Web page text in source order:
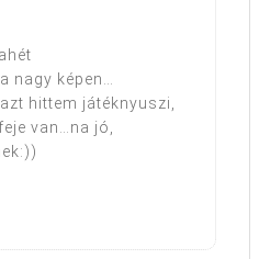
nagy képen…
hittem játéknyuszi,
van…na jó,